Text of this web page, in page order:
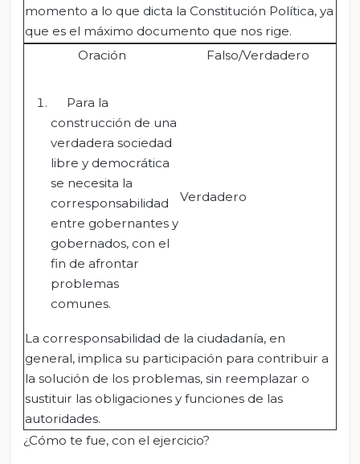
momento a lo que dicta la Constitución Política, ya
que es el máximo documento que nos rige.
Oración
Falso/Verdadero
Para la
construcción de una
verdadera sociedad
libre y democrática
se necesita la
corresponsabilidad
entre gobernantes y
gobernados, con el
fin de afrontar
problemas
comunes.
Verdadero
La corresponsabilidad de la ciudadanía, en
general, implica su participación para contribuir a
la solución de los problemas, sin reemplazar o
sustituir las obligaciones y funciones de las
autoridades.
¿Cómo te fue, con el ejercicio?